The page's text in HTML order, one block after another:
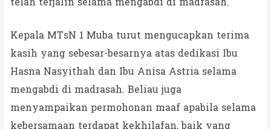
Kepala MTsN 1 Muba turut mengucapkan terima
kasih yang sebesar-besarnya atas dedikasi Ibu
Hasna Nasyithah dan Ibu Anisa Astria selama
mengabdi di madrasah. Beliau juga
menyampaikan permohonan maaf apabila selama
kebersamaan terdapat kekhilafan, baik yang